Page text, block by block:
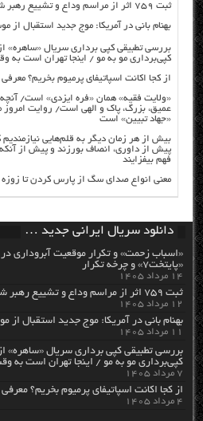
ثبت ۷۵۹ اثر از مراسم وداع و تشییع رهبر شهید انقلاب
بهنام بانی در آمریکا: موج جدید استقبال
بررسی تطبیقی کپی برداری سریال «ساهره»
کپی‌برداری مو به مو / اینجا تهران است به
از کجا اکانت اسپاتیفای پرمیوم بخریم؟ معرفی ۴ فروشگاه معتبر ایرانی
«ولایت فقیه» همان «فره ایزدی» است/
عمیق، بزرگ، پاک و الهی است/ روایت
«جهاد تبیین» است
بیش از هر زمان دیگر به قلم‌هایی
پیش از داوری، انصاف بورزند و پیش از آنکه
فهم بیفزایند
معنی انواع صدای سگ از پارس کردن تا
دانلود سریال ایرانی جدید …
«اسباب زحمت» و تکرار موقعیت آبروداری
«پایتخت۷» و چرخه تکرار
۱۴ مرداد ۱۴۰۵
ثبت ۷۵۹ اثر از مراسم وداع و تشییع رهبر شهید انقلاب
۱۲ مرداد ۱۴۰۵
بهنام بانی در آمریکا: موج جدید استقبال
۱۱ مرداد ۱۴۰۵
بررسی تطبیقی کپی برداری سریال «ساهره»
کپی‌برداری مو به مو / اینجا تهران است به
۷ مرداد ۱۴۰۵
از کجا اکانت اسپاتیفای پرمیوم بخریم؟ معرفی ۴ فروشگاه معتبر ایرانی
۴ مرداد ۱۴۰۵